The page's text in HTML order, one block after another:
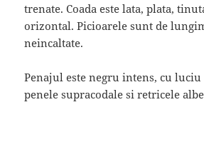
trenate. Coada este lata, plata,
orizontal. Picioarele sunt de
neincaltate.
Penajul este negru intens, cu
penele supracodale si retricele